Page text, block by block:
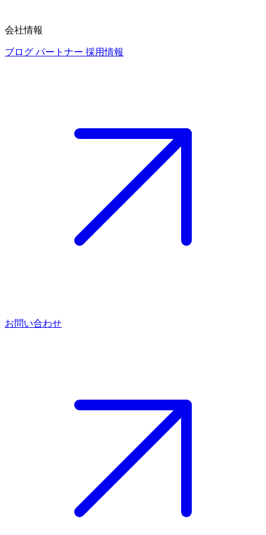
会社情報
ブログ パートナー 採用情報
お問い合わせ